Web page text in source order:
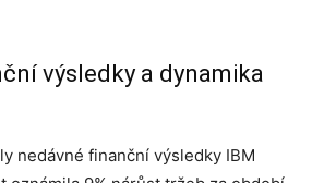
výsledky a dynamika
nedávné finanční výsledky IBM